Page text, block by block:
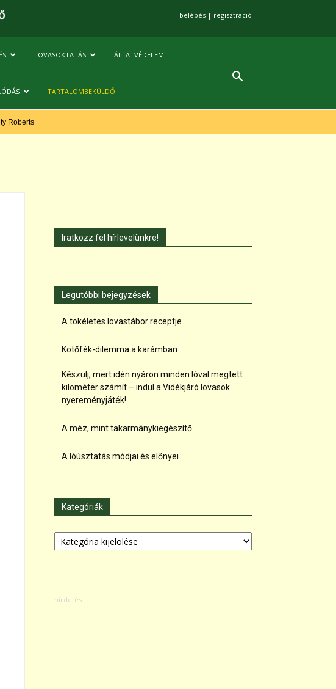
belépés | regisztráció
LOVASOKTATÁS ÁLLATVÉDELEM
TARTALOMBEKÜLDŐ
Roberts
Iratkozz fel hírlevelünkre!
Legutóbbi bejegyzések
A tökéletes lovastábor receptje
Kötőfék-dilemma a karámban
Készülj, mert idén nyáron minden lóval megtett
kilométer számít – indul a Vidékjáró lovasok
nyereményjáték!
A méz, mint takarmánykiegészítő
A lóúsztatás módjai és előnyei
Kategóriák
Kategóriák